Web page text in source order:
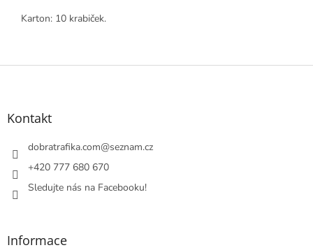
Karton: 10 krabiček.
Z
Kontakt
dobratrafika.com@seznam.cz
+420 777 680 670
Sledujte nás na Facebooku!
Informace